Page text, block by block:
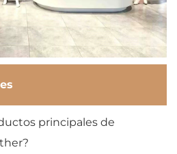
principales de